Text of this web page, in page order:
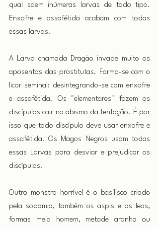
qual saem inúmeras larvas de todo tipo.
Enxofre e assafétida acabam com todas
essas larvas.
A Larva chamada Dragão invade muito os
aposentos das prostitutas. Forma-se com o
licor seminal: desintegrando-se com enxofre
e assafétida. Os "elementares" fazem os
discípulos cair no abismo da tentação. É por
isso que todo discípulo deve usar enxofre e
assafétida. Os Magos Negros usam todas
essas Larvas para desviar e prejudicar os
discípulos.
Outro monstro horrível é o basilisco criado
pela sodomia, também os aspis e os leos,
formas meio homem, metade aranha ou